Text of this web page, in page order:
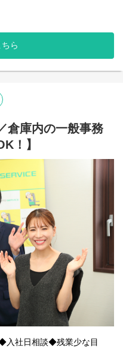
気を配っています。
した。
スタッフ第一という意識が
をつけながら仲良く働いて
もらえる環境です！
く仲間は宝物」と現場のお
、安定しながらリーダー候
！
が社長です！
で1つの大家族」という考え
が多く、皆様楽しく伸び伸
達は親身になってきいてく
ートで嫌なことがあった」
ると、誰もが優しく励まし
＋ 交通費全額
スパーク イーストゲート
使用したハイブランド衣
ッキング作業をお任せしま
ング・移動作業
い…」という方も大歓迎！
新型の安全車両を導入し
までに制限されていま
人が歩く程度」に設定され
程度の高さまでしっかり囲
ワーク】
を手に入れるチャンス！20
（6時間分）は手当がつい
ら
倉庫内の一般事務
！】
社日相談◆残業少な目